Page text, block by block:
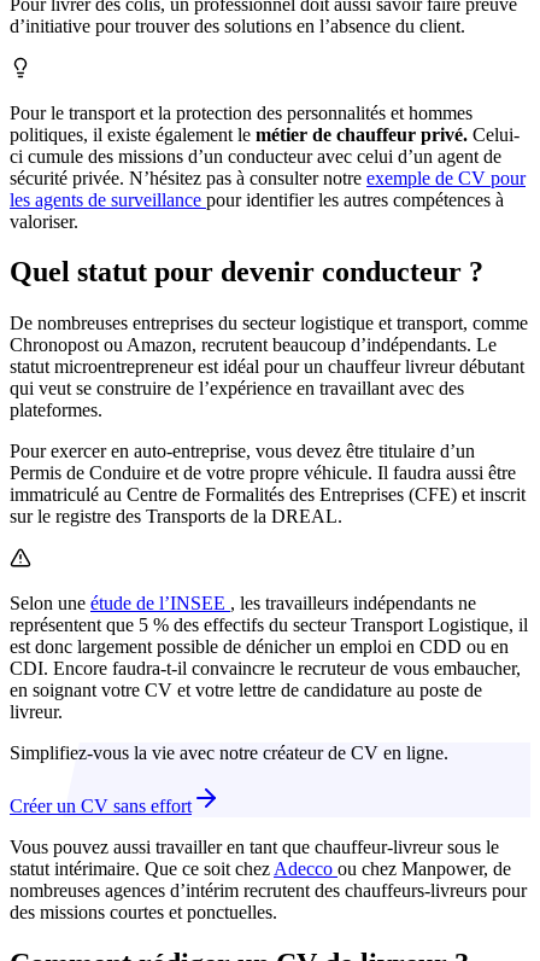
d’initiative pour trouver des solutions en l’absence du client.
Pour le transport et la protection des personnalités et hommes
politiques, il existe également le métier de chauffeur privé. Celui-
ci cumule des missions d’un conducteur avec celui d’un agent de
sécurité privée. N’hésitez pas à consulter notre exemple de CV pour
les agents de surveillance pour identifier les autres compétences à
valoriser.
Quel statut pour devenir conducteur ?
De nombreuses entreprises du secteur logistique et transport, comme
Chronopost ou Amazon, recrutent beaucoup d’indépendants. Le
statut microentrepreneur est idéal pour un chauffeur livreur débutant
qui veut se construire de l’expérience en travaillant avec des
plateformes.
Pour exercer en auto-entreprise, vous devez être titulaire d’un
Permis de Conduire et de votre propre véhicule. Il faudra aussi être
immatriculé au Centre de Formalités des Entreprises (CFE) et inscrit
sur le registre des Transports de la DREAL.
Selon une étude de l’INSEE , les travailleurs indépendants ne
représentent que 5 % des effectifs du secteur Transport Logistique, il
est donc largement possible de dénicher un emploi en CDD ou en
CDI. Encore faudra-t-il convaincre le recruteur de vous embaucher,
en soignant votre CV et votre lettre de candidature au poste de
livreur.
Simplifiez-vous la vie avec notre créateur de CV en ligne.
Créer un CV sans effort
Vous pouvez aussi travailler en tant que chauffeur-livreur sous le
statut intérimaire. Que ce soit chez Adecco ou chez Manpower, de
nombreuses agences d’intérim recrutent des chauffeurs-livreurs pour
des missions courtes et ponctuelles.